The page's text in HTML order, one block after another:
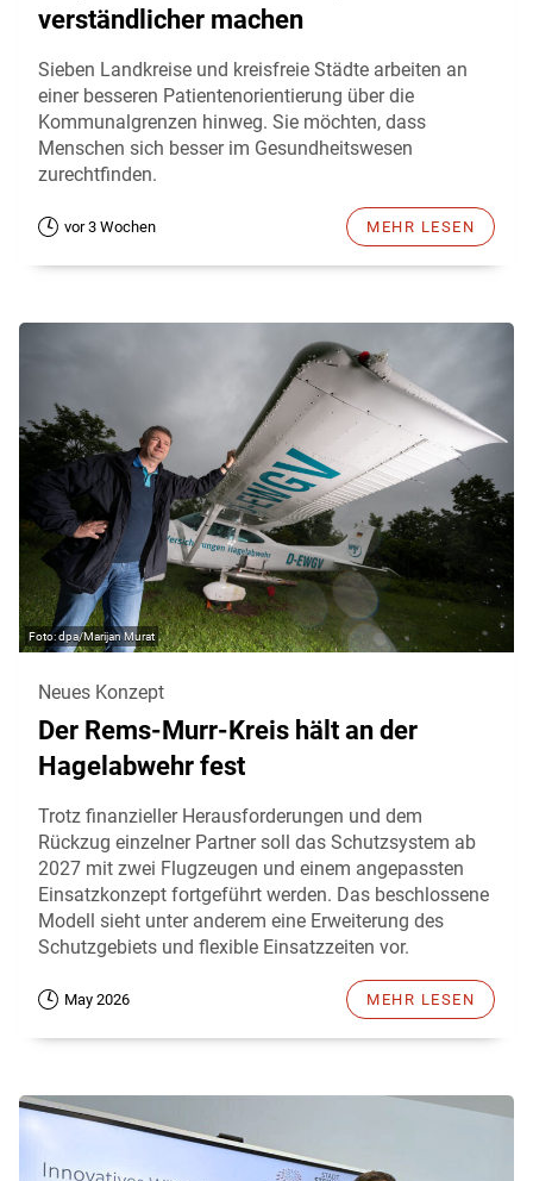
verständlicher machen
Sieben Landkreise und kreisfreie Städte arbeiten an
einer besseren Patientenorientierung über die
Kommunalgrenzen hinweg. Sie möchten, dass
Menschen sich besser im Gesundheitswesen
zurechtfinden.
vor 3 Wochen MEHR LESEN
dpa/Marijan Murat
Neues Konzept
Der Rems-Murr-Kreis hält an der
Hagelabwehr fest
Trotz finanzieller Herausforderungen und dem
Rückzug einzelner Partner soll das Schutzsystem ab
2027 mit zwei Flugzeugen und einem angepassten
Einsatzkonzept fortgeführt werden. Das beschlossene
Modell sieht unter anderem eine Erweiterung des
Schutzgebiets und flexible Einsatzzeiten vor.
May 2026 MEHR LESEN